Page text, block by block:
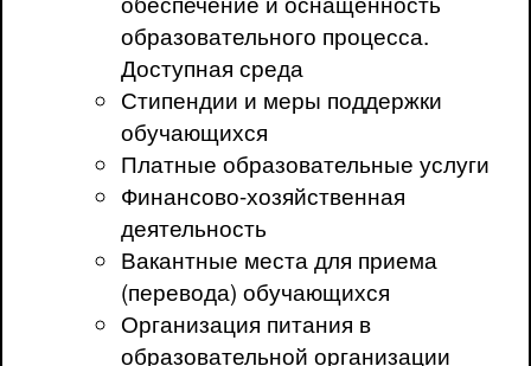
образовательного процесса.
Доступная среда
Стипендии и меры поддержки
обучающихся
Платные образовательные услуги
Финансово-хозяйственная
деятельность
Вакантные места для приема
(перевода) обучающихся
Организация питания в
образовательной организации